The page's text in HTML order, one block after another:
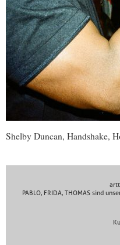
Shelby Duncan, Handshake,
PABLO, FRIDA, THOMAS sind